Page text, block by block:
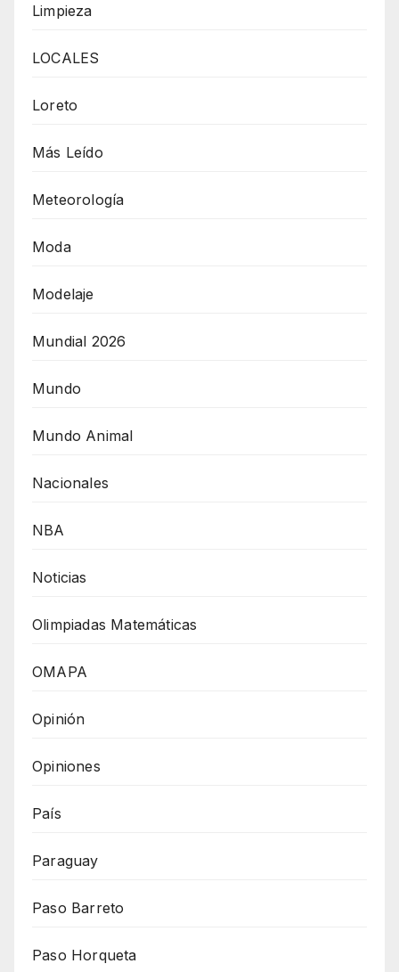
Limpieza
LOCALES
Loreto
Más Leído
Meteorología
Moda
Modelaje
Mundial 2026
Mundo
Mundo Animal
Nacionales
NBA
Noticias
Olimpiadas Matemáticas
OMAPA
Opinión
Opiniones
País
Paraguay
Paso Barreto
Paso Horqueta